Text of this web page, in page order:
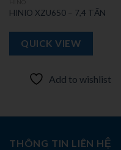
HINIO XZU650 – 7,4 TẤN
QUICK VIEW
Add to wishlist
THÔNG TIN LIÊN HỆ